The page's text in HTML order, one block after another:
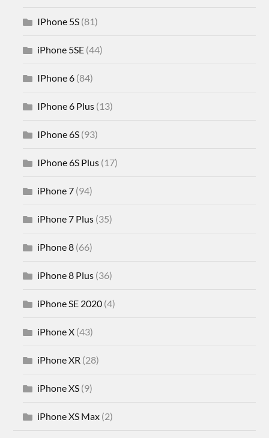
IPhone 5S (81)
iPhone 5SE (44)
IPhone 6 (84)
IPhone 6 Plus (13)
IPhone 6S (93)
IPhone 6S Plus (17)
iPhone 7 (94)
iPhone 7 Plus (35)
iPhone 8 (66)
iPhone 8 Plus (36)
iPhone SE 2020 (4)
iPhone X (43)
iPhone XR (28)
iPhone XS (9)
iPhone XS Max (2)